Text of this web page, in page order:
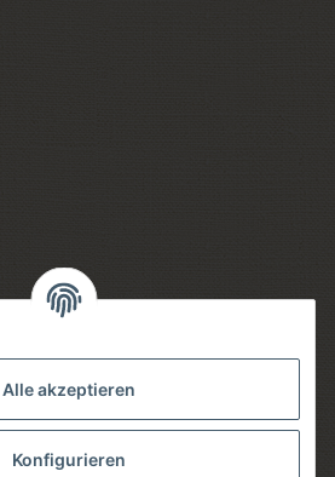
Alle akzeptieren
Konfigurieren